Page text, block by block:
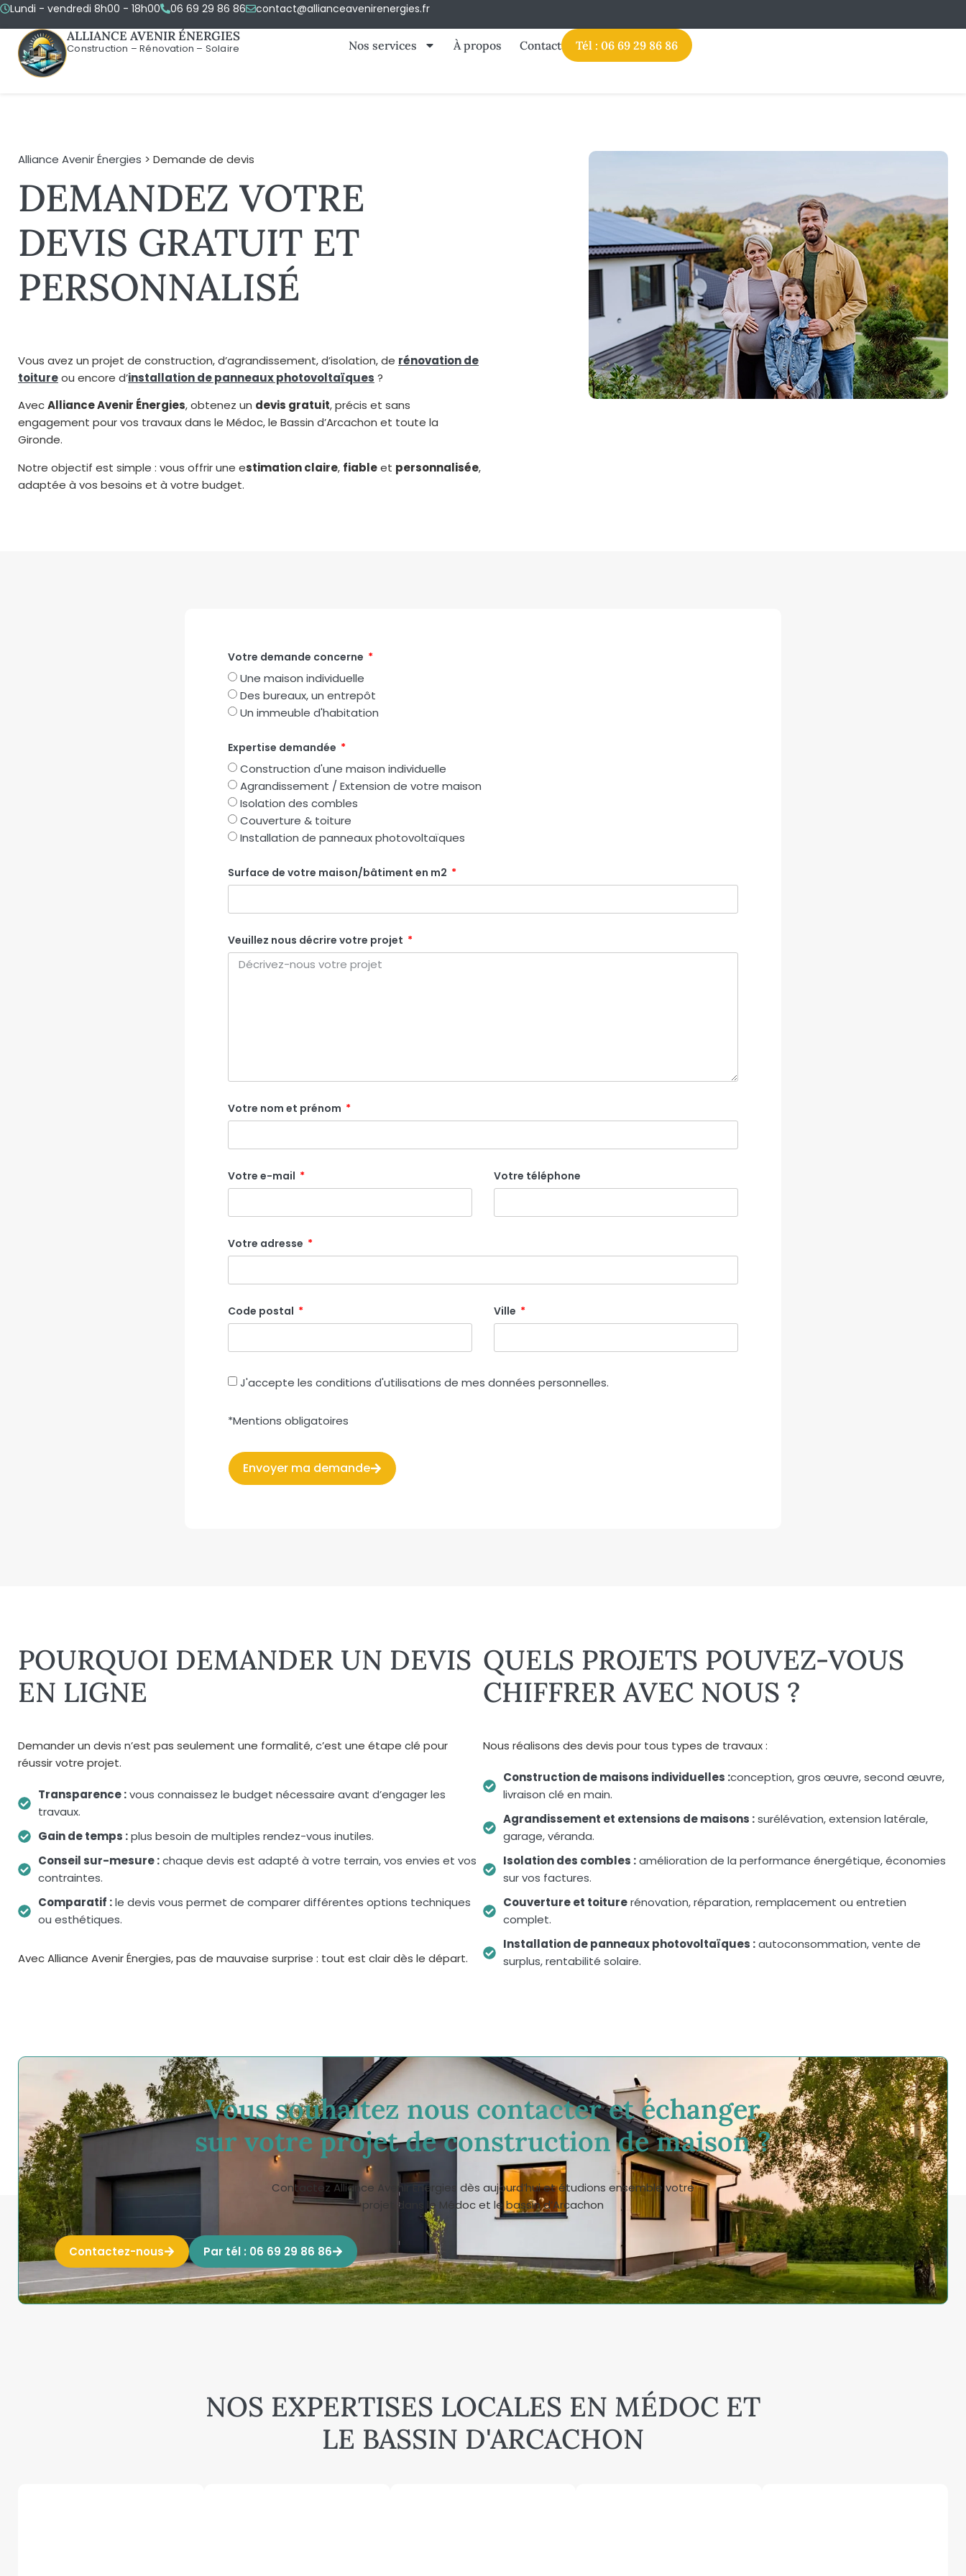
Lundi - vendredi 8h00 - 18h00 06 69 29 86 86 contact@allianceavenirenergies.fr
ALLIANCE AVENIR ÉNERGIES
Construction – Rénovation – Solaire Nos services À propos Contact Tél : 06 69 29 86 86
Alliance Avenir Énergies > Demande de devis
DEMANDEZ VOTRE
DEVIS GRATUIT ET
PERSONNALISÉ
Vous avez un projet de construction, d’agrandissement, d’isolation, de rénovation de
toitureou encore d’installation de panneaux photovoltaïques ?
AvecAlliance Avenir Énergies, obtenez un devis gratuit, précis et sans
engagement pour vos travaux dans le Médoc, le Bassin d’Arcachon et toute la
Gironde.
Notre objectif est simple : vous offrir une estimation claire, fiableet personnalisée,
adaptée à vos besoins et à votre budget.
Votre demande concerne
Une maison individuelle
Des bureaux, un entrepôt
Un immeuble d'habitation
Expertise demandée
Construction d'une maison individuelle
Agrandissement / Extension de votre maison
Isolation des combles
Couverture & toiture
Installation de panneaux photovoltaïques
Surface de votre maison/bâtiment en m2
Veuillez nous décrire votre projet
Votre nom et prénom
Votre e-mail Votre téléphone
Votre adresse
Code postal Ville
J'accepte les conditions d'utilisations de mes données personnelles.
*Mentions obligatoires
Envoyer ma demande
POURQUOI DEMANDER UN DEVIS
EN LIGNE
Demander un devis n’est pas seulement une formalité, c’est une étape clé pour
réussir votre projet.
Transparence :vous connaissez le budget nécessaire avant d’engager les
travaux.
Gain de temps :plus besoin de multiples rendez-vous inutiles.
Conseil sur-mesure :chaque devis est adapté à votre terrain, vos envies et vos
contraintes.
Comparatif :le devis vous permet de comparer différentes options techniques
ou esthétiques.
Avec Alliance Avenir Énergies, pas de mauvaise surprise : tout est clair dès le départ.
QUELS PROJETS POUVEZ-VOUS
CHIFFRER AVEC NOUS ?
Nous réalisons des devis pour tous types de travaux :
Construction de maisons individuelles :conception, gros œuvre, second œuvre,
livraison clé en main.
Agrandissement et extensions de maisons :surélévation, extension latérale,
garage, véranda.
Isolation des combles :amélioration de la performance énergétique, économies
sur vos factures.
Couverture et toiturerénovation, réparation, remplacement ou entretien
complet.
Installation de panneaux photovoltaïques :autoconsommation, vente de
surplus, rentabilité solaire.
Vous souhaitez nous contacter et échanger
sur votre projet de construction de maison ?
Contactez Alliance Avenir Énergies dès aujourd’hui et étudions ensemble votre
projet dans le Médoc et le bassin d’Arcachon
Contactez-nous Par tél : 06 69 29 86 86
NOS EXPERTISES LOCALES EN MÉDOC ET
LE BASSIN D'ARCACHON